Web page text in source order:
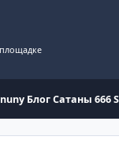
Блог Сатаны